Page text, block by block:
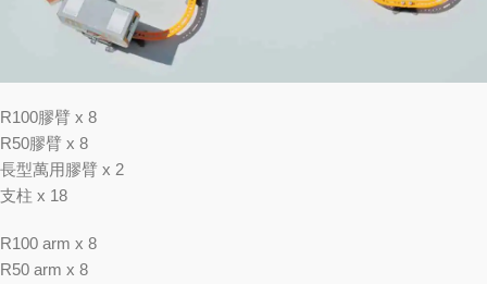
R100膠臂 x 8
R50膠臂 x 8
長型萬用膠臂 x 2
支柱 x 18
R100 arm x 8
R50 arm x 8